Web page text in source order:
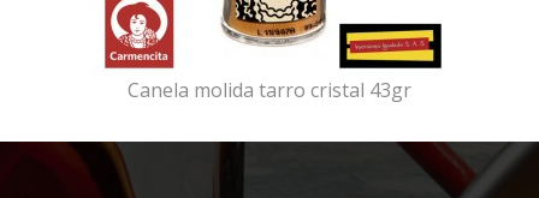
Canela molida tarro cristal 43gr